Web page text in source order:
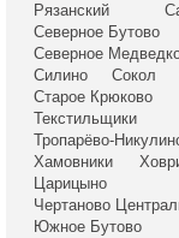
Рязанский
Северное Бутово
Северное
Силино
Сокол
Старое Крюково
Текстильщики
Тропарёво-
Хамовники
Царицыно
Чертаново
Южное Бутово